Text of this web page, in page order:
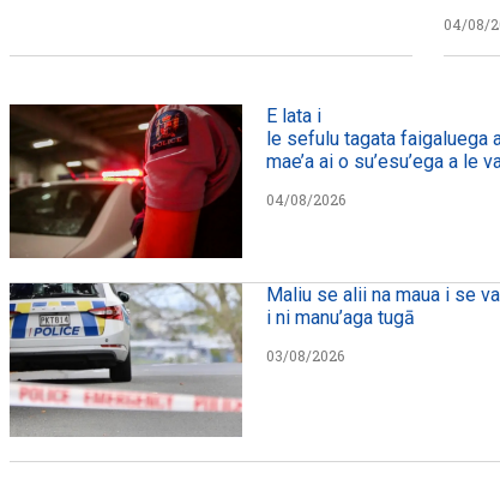
04/08/
E lata i
le sefulu tagata faigaluega
mae’a ai o su’esu’ega a le
04/08/2026
Maliu se alii na maua i se
i ni manu’aga tugā
03/08/2026